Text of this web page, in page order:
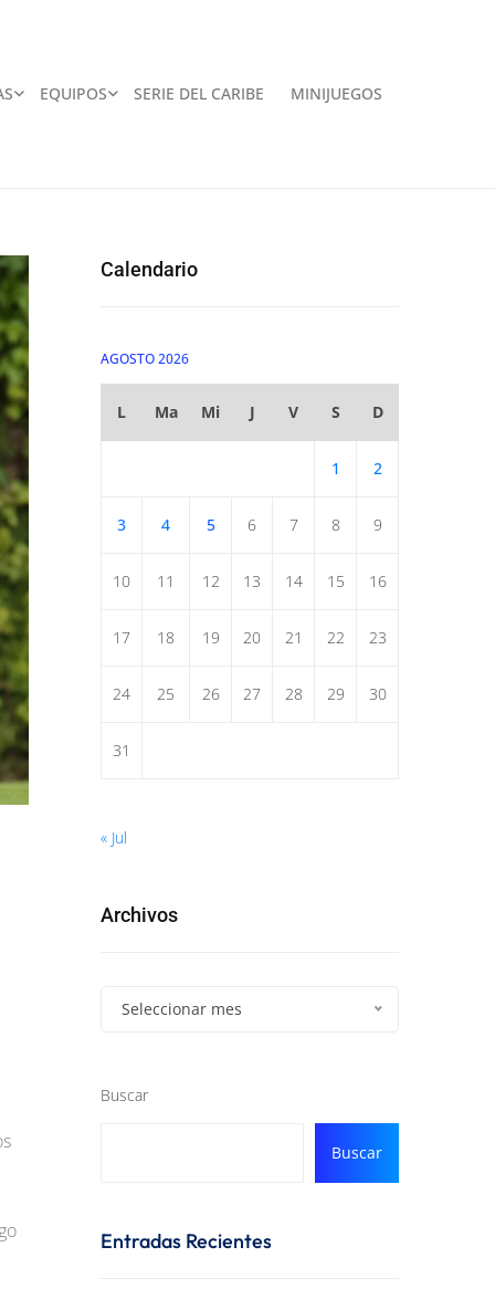
EQUIPOS SERIE DEL CARIBE MINIJUEGOS
Calendario
AGOSTO 2026
L Ma Mi J V S D
1 2
3 4 5 6 7 8 9
10 11 12 13 14 15 16
17 18 19 20 21 22 23
24 25 26 27 28 29 30
31
« Jul
Archivos
Seleccionar mes
Buscar
Buscar
Entradas Recientes